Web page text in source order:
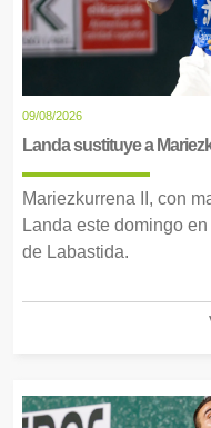
09/08/2026
Landa sustituye a
Mariezkurrena II, con
Landa este domingo
de Labastida.